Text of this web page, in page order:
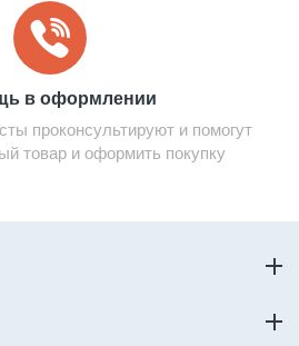
в оформлении
проконсультируют и помогут
товар и оформить покупку